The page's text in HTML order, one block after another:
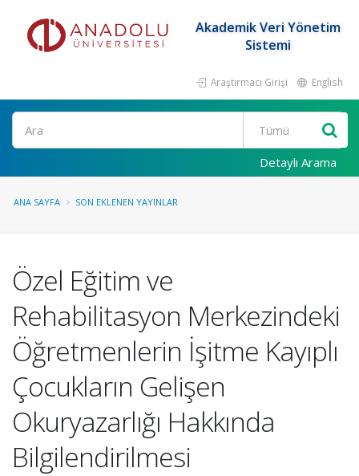
Akademik Veri Yönetim
Sistemi
Araştırmacı Girişi English
Ara
Detaylı Arama
ANA SAYFA SON EKLENEN YAYINLAR
Özel Eğitim ve
Rehabilitasyon Merkezindeki
Öğretmenlerin İşitme Kayıplı
Çocukların Gelişen
Okuryazarlığı Hakkında
Bilgilendirilmesi